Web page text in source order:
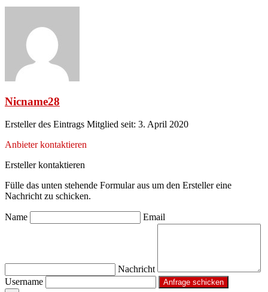
Nicname28
Ersteller des Eintrags Mitglied seit: 3. April 2020
Anbieter kontaktieren
Ersteller kontaktieren
Fülle das unten stehende Formular aus um den Ersteller eine
Nachricht zu schicken.
Name Email
Nachricht
Username